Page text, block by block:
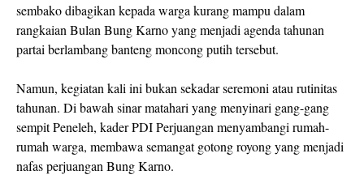
sembako dibagikan kepada warga kurang mampu dalam
rangkaian Bulan Bung Karno yang menjadi agenda tahunan
partai berlambang banteng moncong putih tersebut.
Namun, kegiatan kali ini bukan sekadar seremoni atau rutinitas
tahunan. Di bawah sinar matahari yang menyinari gang-gang
sempit Peneleh, kader PDI Perjuangan menyambangi rumah-
rumah warga, membawa semangat gotong royong yang menjadi
nafas perjuangan Bung Karno.